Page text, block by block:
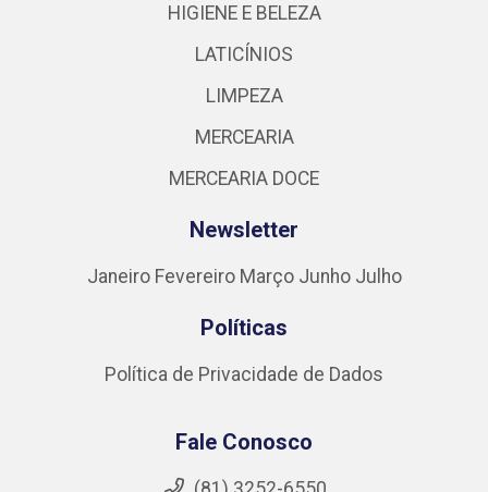
HIGIENE E BELEZA
LATICÍNIOS
LIMPEZA
MERCEARIA
MERCEARIA DOCE
Newsletter
Janeiro Fevereiro Março Junho Julho
Políticas
Política de Privacidade de Dados
Fale Conosco